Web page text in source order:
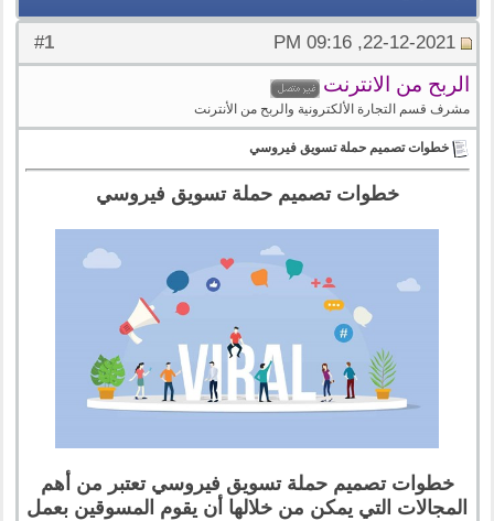
#
1 22-12-2021, 09:16 PM
الربح من الانترنت
مشرف قسم التجارة الألكترونية والربح من الأنترنت
خطوات تصميم حملة تسويق فيروسي
خطوات تصميم حملة تسويق فيروسي
خطوات تصميم حملة تسويق فيروسي تعتبر من أهم
المجالات التي يمكن من خلالها أن يقوم المسوقين بعمل